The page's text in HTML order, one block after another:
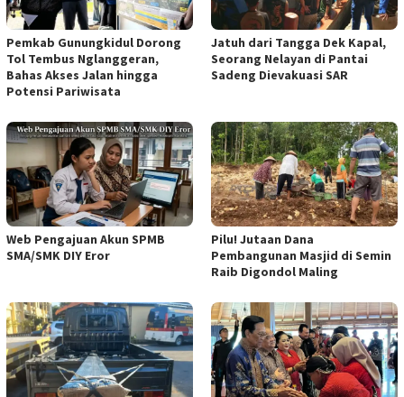
Pemkab Gunungkidul Dorong
Tol Tembus Nglanggeran,
Bahas Akses Jalan hingga
Potensi Pariwisata
Jatuh dari Tangga Dek Kapal,
Seorang Nelayan di Pantai
Sadeng Dievakuasi SAR
Web Pengajuan Akun SPMB
SMA/SMK DIY Eror
Pilu! Jutaan Dana
Pembangunan Masjid di Semin
Raib Digondol Maling